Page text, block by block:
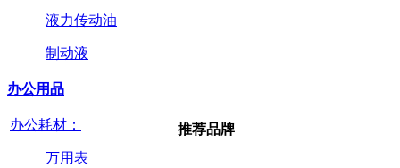
液力传动油
制动液
办公用品
办公耗材：
万用表
推荐品牌